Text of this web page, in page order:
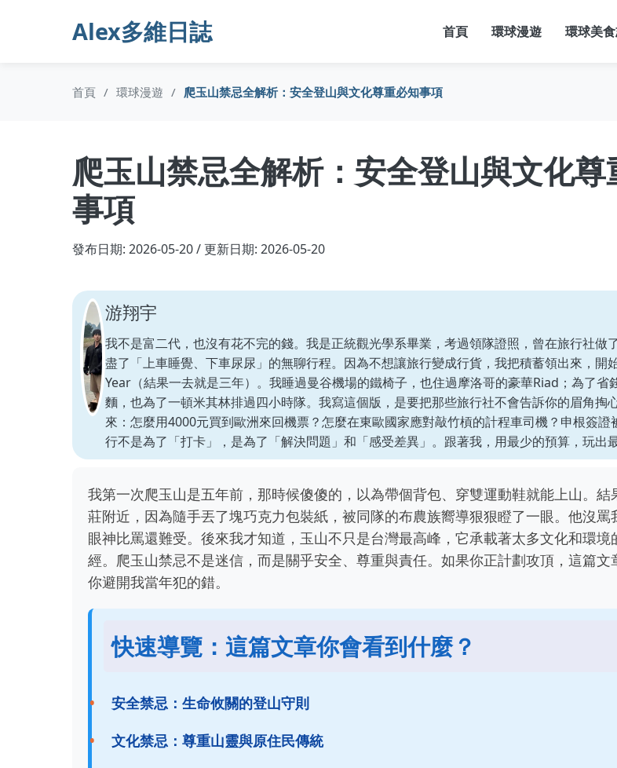
Alex多維日誌 首頁 環球漫遊 環球美
首頁 / 環球漫遊 / 爬玉山禁忌全解析：安全登山與文化尊重必知事項
爬玉山禁忌全解析：安全登山與文化尊
事項
發布日期: 2026-05-20 / 更新日期: 2026-05-20
游翔宇
我不是富二代，也沒有花不完的錢。我是正統觀光學系畢業，考過領隊證照，曾在旅行社做
盡了「上車睡覺、下車尿尿」的無聊行程。因為不想讓旅行變成行貨，我把積蓄領出來，開
Year（結果一去就是三年）。我睡過曼谷機場的鐵椅子，也住過摩洛哥的豪華Riad；為了省
麵，也為了一頓米其林排過四小時隊。我寫這個版，是要把那些旅行社不會告訴你的眉角掏
來：怎麼用4000元買到歐洲來回機票？怎麼在東歐國家應對敲竹槓的計程車司機？申根簽證
行不是為了「打卡」，是為了「解決問題」和「感受差異」。跟著我，用最少的預算，玩出
我第一次爬玉山是五年前，那時候傻傻的，以為帶個背包、穿雙運動鞋就能上山。結
莊附近，因為隨手丟了塊巧克力包裝紙，被同隊的布農族嚮導狠狠瞪了一眼。他沒罵
眼神比罵還難受。後來我才知道，玉山不只是台灣最高峰，它承載著太多文化和環境
經。爬玉山禁忌不是迷信，而是關乎安全、尊重與責任。如果你正計劃攻頂，這篇文
你避開我當年犯的錯。
快速導覽：這篇文章你會看到什麼？
安全禁忌：生命攸關的登山守則
文化禁忌：尊重山靈與原住民傳統